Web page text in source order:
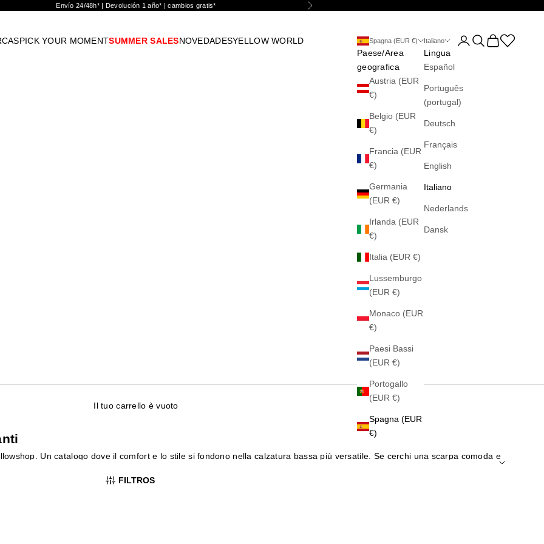
Envío 24/48h* | Devolución 1 año* | cambios gratis* Successivo
PICK YOUR MOMENTSUMMER SALESNOVEDADESYELLOW WORLD Spagna (EUR €)
Paese/Area
geografica
Austria (EUR
€)
Belgio (EUR
€)
Francia (EUR
€)
Germania
(EUR €)
Irlanda (EUR
€)
Italia (EUR €)
Lussemburgo
(EUR €)
Monaco (EUR
€)
Paesi Bassi
(EUR €)
Portogallo
(EUR €)
Spagna (EUR
€)
Italiano
Lingua
Español
Português
(portugal)
Deutsch
Français
English
Italiano
Nederlands
Dansk
Mostra account
Mostra il menu di
Mostra il
Abrir la
Il tuo carrello è vuoto
Un catalogo dove il comfort e lo stile si fondono nella calzatura bassa più versatile. Se cerchi una scarpa comoda e
speciale.
durante tutta la giornata.
attuali e i classici intramontabili.
a qualsiasi outfit con le ballerine di Yellowshop.
FILTROS